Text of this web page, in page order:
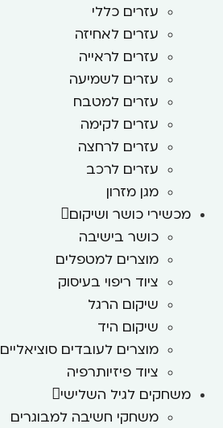
עזרים כללי
עזרים לאחיזה
עזרים לראייה
עזרים לשמיעה
עזרים למטבח
עזרים לקימה
עזרים לרחצה
עזרים לרכב
מגן מזרון
מכשירי כושר ושיקום
כושר בישיבה
מוצרים למטפלים
ציוד ריפוי בעיסוק
שיקום הרגל
שיקום היד
מוצרים לעובדים סוציאליים
ציוד פיזיותרפיה
משחקים לגיל השלישי
משחקי חשיבה למבוגרים